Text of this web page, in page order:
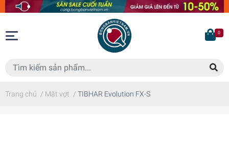
0
Trang chủ / Mặt vợt / TIBHAR Evolution FX-S